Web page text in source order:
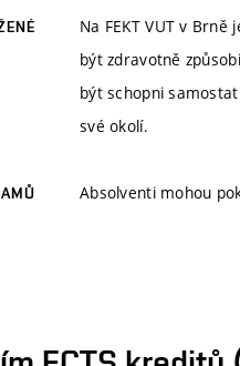
Na FEKT VUT v
být zdravotně
být schopni
své okolí.
Absolventi mohou